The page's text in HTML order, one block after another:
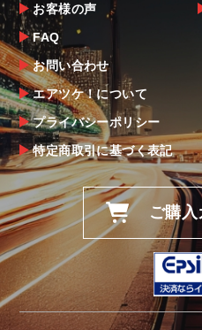
万一、商品に不具合
後5日以内にご連絡を
なお、塗装・加工・
理由を問わず一切お
商品の不具合や状況
合もございますので
す。
明らかに当社またはメ
れる場合（商品誤発
等）につきましては、
当社よりメーカー・運
認の上、同等品・代替
をさせて頂きます。
尚、やむを得ず同等
お客様の声
FAQ
お問い合わせ
エアツケ！について
プライバシーポリシー
特定商取引に基づく表記
ご購